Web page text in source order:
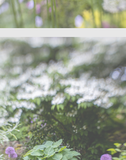
Gärten – Wohngarten
– Velen